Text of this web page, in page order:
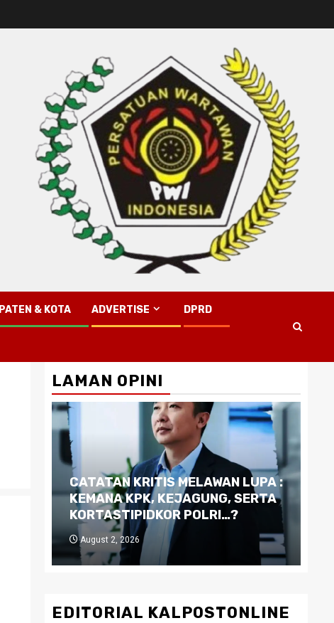
& KOTA ADVERTISE DPRD
LAMAN OPINI
CATATAN KRITIS MELAWAN LUPA :
KEMANA KPK, KEJAGUNG, SERTA
KORTASTIPIDKOR POLRI…?
August 2, 2026
EDITORIAL KALPOSTONLINE